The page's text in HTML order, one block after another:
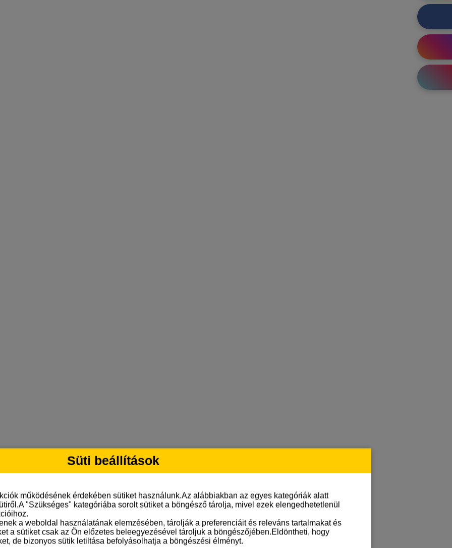
Süti beállítások
működésének érdekében sütiket használunk.Az alábbiakban az egyes kategóriák alatt
"Szükséges" kategóriába sorolt sütiket a böngésző tárolja, mivel ezek elengedhetetlenül
a weboldal használatának elemzésében, tárolják a preferenciáit és releváns tartalmakat és
a sütiket csak az Ön előzetes beleegyezésével tároljuk a böngészőjében.Eldöntheti, hogy
de bizonyos sütik letiltása befolyásolhatja a böngészési élményt.